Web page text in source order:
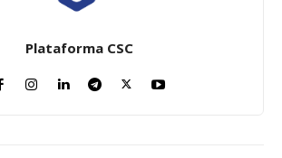
Plataforma CSC